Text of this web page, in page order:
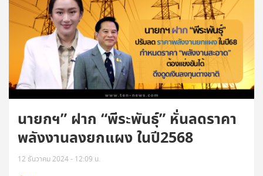
นายกฯ” ฝาก “พีระพันธุ์” หั่นลดราคา
พลังงานลงยกแผง ในปี2568
12 ธันวาคม 2024 - 12:09 น.